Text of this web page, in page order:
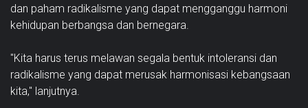
dan paham radikalisme yang dapat mengganggu harmoni
kehidupan berbangsa dan bernegara.
"Kita harus terus melawan segala bentuk intoleransi dan
radikalisme yang dapat merusak harmonisasi kebangsaan
kita," lanjutnya.